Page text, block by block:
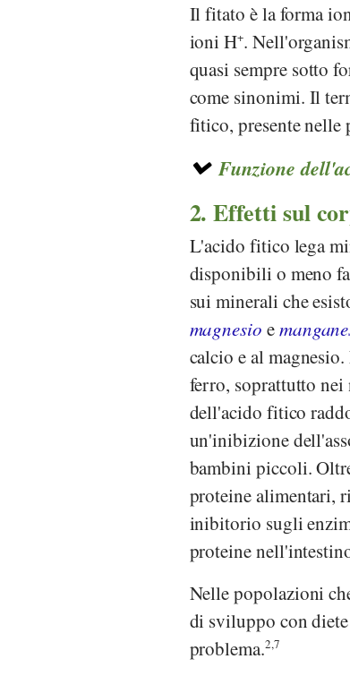
Il fitato è la forma
ioni H+.
quasi sempre sotto
come sinonimi. Il
fitico, presente nelle
Funzione
2. Effetti sul
L'acido fitico lega
disponibili o meno
sui minerali che
magnesio e
calcio e al
ferro, soprattutto
dell'acido fitico
un'inibizione
bambini piccoli.
proteine alimentari,
inibitorio sugli
proteine
Nelle popolazioni
di sviluppo con
problema.2,7